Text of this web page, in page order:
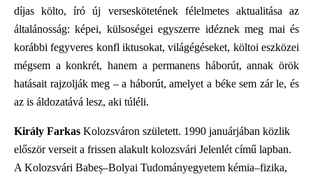
díjas költo, író új verseskötetének félelmetes aktualitása az
általánosság: képei, külsoségei egyszerre idéznek meg mai és
korábbi fegyveres konfl iktusokat, világégéseket, költoi eszközei
mégsem a konkrét, hanem a permanens háborút, annak örök
hatásait rajzolják meg – a háborút, amelyet a béke sem zár le, és
az is áldozatává lesz, aki túléli.
Király Farkas Kolozsváron született. 1990 januárjában közlik
először verseit a frissen alakult kolozsvári Jelenlét című lapban.
A Kolozsvári Babeș–Bolyai Tudományegyetem kémia–fizika,